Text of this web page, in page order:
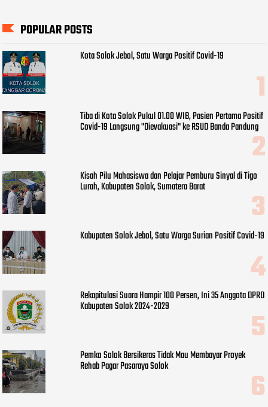
POPULAR POSTS
Kota Solok Jebol, Satu Warga Positif Covid-19
Tiba di Kota Solok Pukul 01.00 WIB, Pasien Pertama Positif
Covid-19 Langsung "Dievakuasi" ke RSUD Banda Pandung
Kisah Pilu Mahasiswa dan Pelajar Pemburu Sinyal di Tigo
Lurah, Kabupaten Solok, Sumatera Barat
Kabupaten Solok Jebol, Satu Warga Surian Positif Covid-19
Rekapitulasi Suara Hampir 100 Persen, Ini 35 Anggota DPRD
Kabupaten Solok 2024-2029
Pemko Solok Bersikeras Tidak Mau Membayar Proyek
Rehab Pagar Pasaraya Solok